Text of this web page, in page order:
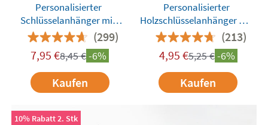
Personalisierter
Schlüsselanhänger mit
Namen aus Holz und Stoff
(299)
7,95 €8,45€-6%
Kaufen
Personalisierter
Holzschlüsselanhänger mit
Namen
(213)
4,95 €5,25€-6%
Kaufen
10% Rabatt 2. Stk